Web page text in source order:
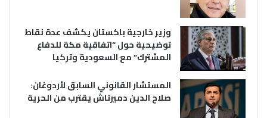
وزير خارجية باكستان يكشف عدة نقاط
توضيحية حول “اتفاقية مكة للدفاع
المشترك” مع السعودية وتركيا
المستشار القانوني السابق لأردوغان:
صلاح الدين دميرتاش يقترب من الحرية